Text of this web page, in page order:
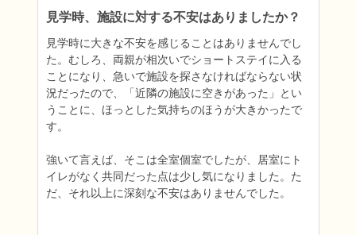
見学時、施設に対する不安はありましたか？
見学時に大きな不安を感じることはありませんでし
た。むしろ、両親が相次いでショートステイに入る
ことになり、急いで施設を探さなければならない状
況だったので、「近隣の施設に空きがあった」とい
うことに、ほっとした気持ちのほうが大きかったで
す。
強いて言えば、そこは全室個室でしたが、居室にト
イレがなく共同だった点は少し気になりました。た
だ、それ以上に深刻な不安はありませんでした。